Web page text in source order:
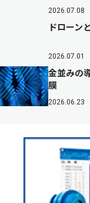
2026.07.08
ドローン
2026.07.01
金並みの
膜
2026.06.23